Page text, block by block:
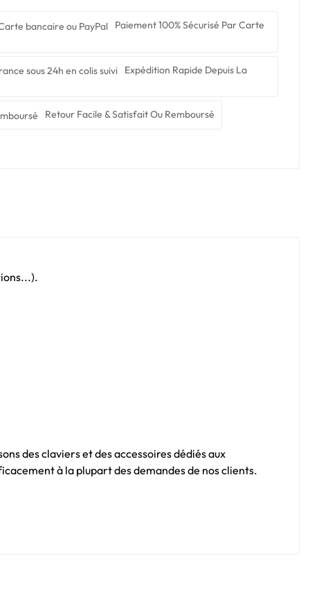
Paiement 100% Sécurisé Par Carte
Expédition Rapide Depuis La
Retour Facile & Satisfait Ou Remboursé
des claviers et des accessoires dédiés aux
à la plupart des demandes de nos clients.